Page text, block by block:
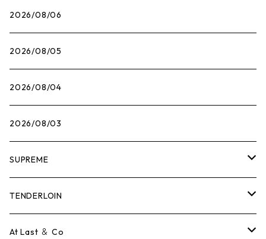
2026/08/06
2026/08/05
2026/08/04
2026/08/03
SUPREME
Tシャツ
ロンTEE
TENDERLOIN
Tシャツ
At Last ＆ Co